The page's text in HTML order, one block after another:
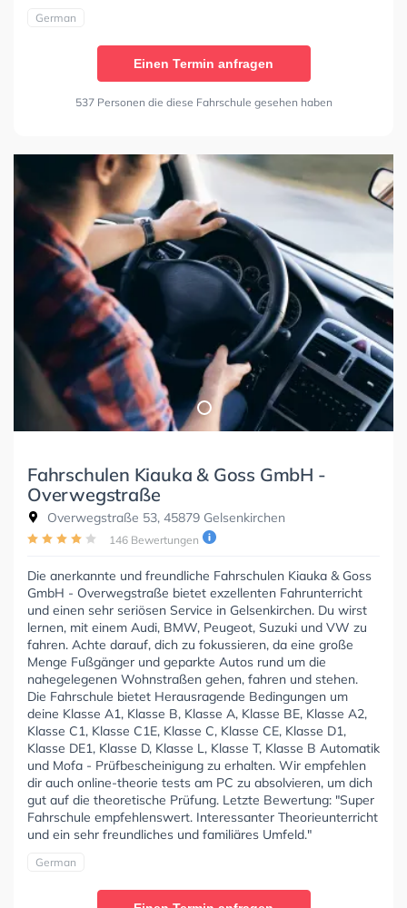
German
Einen Termin anfragen
537 Personen die diese Fahrschule gesehen haben
Fahrschulen Kiauka & Goss GmbH -
Overwegstraße
Overwegstraße 53, 45879 Gelsenkirchen
146 Bewertungen
Die anerkannte und freundliche Fahrschulen Kiauka & Goss
GmbH - Overwegstraße bietet exzellenten Fahrunterricht
und einen sehr seriösen Service in Gelsenkirchen. Du wirst
lernen, mit einem Audi, BMW, Peugeot, Suzuki und VW zu
fahren. Achte darauf, dich zu fokussieren, da eine große
Menge Fußgänger und geparkte Autos rund um die
nahegelegenen Wohnstraßen gehen, fahren und stehen.
Die Fahrschule bietet Herausragende Bedingungen um
deine Klasse A1, Klasse B, Klasse A, Klasse BE, Klasse A2,
Klasse C1, Klasse C1E, Klasse C, Klasse CE, Klasse D1,
Klasse DE1, Klasse D, Klasse L, Klasse T, Klasse B Automatik
und Mofa - Prüfbescheinigung zu erhalten. Wir empfehlen
dir auch online-theorie tests am PC zu absolvieren, um dich
gut auf die theoretische Prüfung. Letzte Bewertung: "Super
Fahrschule empfehlenswert. Interessanter Theorieunterricht
und ein sehr freundliches und familiäres Umfeld."
German